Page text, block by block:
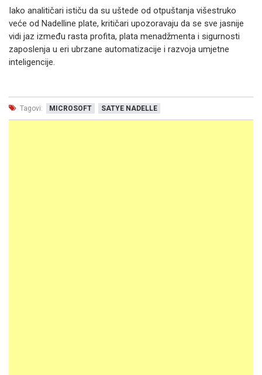
Iako analitičari ističu da su uštede od otpuštanja višestruko
veće od Nadelline plate, kritičari upozoravaju da se sve jasnije
vidi jaz između rasta profita, plata menadžmenta i sigurnosti
zaposlenja u eri ubrzane automatizacije i razvoja umjetne
inteligencije.
Tagovi: MICROSOFT SATYE NADELLE